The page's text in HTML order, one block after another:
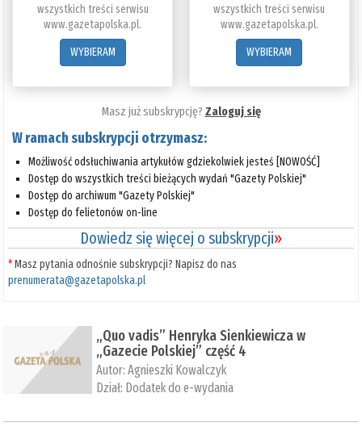
wszystkich treści serwisu
www.gazetapolska.pl.
WYBIERAM
wszystkich treści serwisu
www.gazetapolska.pl.
WYBIERAM
Masz już subskrypcję? Zaloguj się
W ramach subskrypcji otrzymasz:
Możliwość odsłuchiwania artykułów gdziekolwiek jesteś [NOWOŚĆ]
Dostęp do wszystkich treści bieżących wydań "Gazety Polskiej"
Dostęp do archiwum "Gazety Polskiej"
Dostęp do felietonów on-line
Dowiedz się więcej o subskrypcji»
*Masz pytania odnośnie subskrypcji? Napisz do nas
prenumerata@gazetapolska.pl
„Quo vadis” Henryka Sienkiewicza w
„Gazecie Polskiej” część 4
Autor:Agnieszki Kowalczyk
Dział: Dodatek do e-wydania